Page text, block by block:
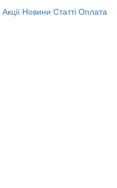
Акції Новини Статті Оплата